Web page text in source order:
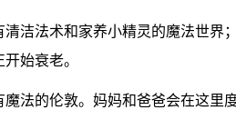
洁法术和家养小精灵的魔法世界
始衰老。
法的伦敦。妈妈和爸爸会在这里